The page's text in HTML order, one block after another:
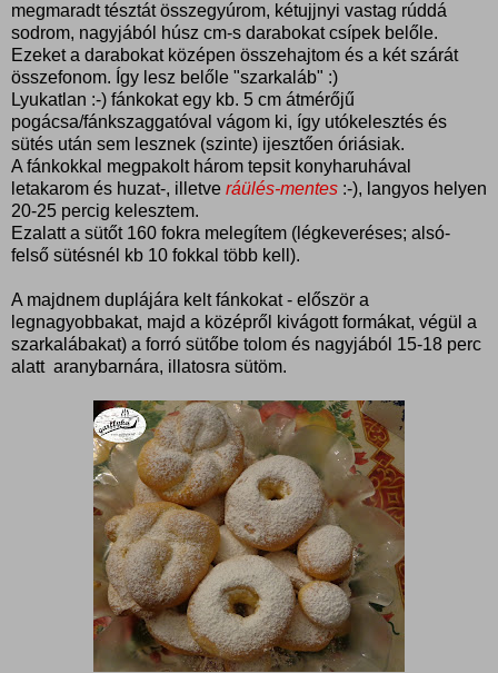
megmaradt tésztát összegyúrom, kétujjnyi vastag rúddá
sodrom, nagyjából húsz cm-s darabokat csípek belőle.
Ezeket a darabokat középen összehajtom és a két szárát
összefonom. Így lesz belőle "szarkaláb" :)
Lyukatlan :-) fánkokat egy kb. 5 cm átmérőjű
pogácsa/fánkszaggatóval vágom ki, így utókelesztés és
sütés után sem lesznek (szinte) ijesztően óriásiak.
A fánkokkal megpakolt három tepsit konyharuhával
letakarom és huzat-, illetve ráülés-mentes :-), langyos helyen
20-25 percig kelesztem.
Ezalatt a sütőt 160 fokra melegítem (légkeveréses; alsó-
felső sütésnél kb 10 fokkal több kell).
A majdnem duplájára kelt fánkokat - először a
legnagyobbakat, majd a középről kivágott formákat, végül a
szarkalábakat) a forró sütőbe tolom és nagyjából 15-18 perc
alatt aranybarnára, illatosra sütöm.